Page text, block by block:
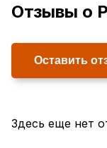
Отзывы о
Оставить
Здесь еще нет